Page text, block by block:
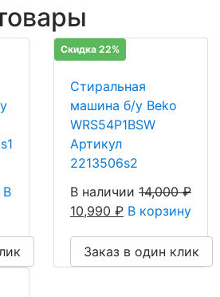
В
Скидка 22%
Стиральная
машина б/у Beko
WRS54P1BSW
Артикул
2213506s2
В наличии 14,000₽
10,990 ₽ В корзину
Заказ в один клик